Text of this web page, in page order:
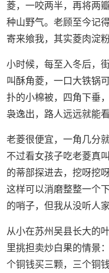
菱，一咬两半，再将两
种山野气。老顾至今记
寄来飨我，其实菱肉淀
小时候，每至入冬后，
叫酥角菱，一口大铁锅
扑的小棉被，四角下垂
袅逸出，路人远远就能看
老菱很便宜，一角几分
不过看女孩子吃老菱真
的蒂部探进去，挖呀挖
这样可以消磨整整一个
的哨子，但我从没听人
从小在苏州吴县长大的
里挑担卖炒白果的情景
个铜钱买三颗，三个铜